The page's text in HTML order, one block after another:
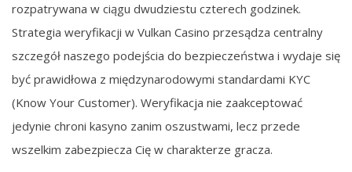
rozpatrywana w ciągu dwudziestu czterech godzinek.
Strategia weryfikacji w Vulkan Casino przesądza centralny
szczegół naszego podejścia do bezpieczeństwa i wydaje się
być prawidłowa z międzynarodowymi standardami KYC
(Know Your Customer). Weryfikacja nie zaakceptować
jedynie chroni kasyno zanim oszustwami, lecz przede
wszelkim zabezpiecza Cię w charakterze gracza.